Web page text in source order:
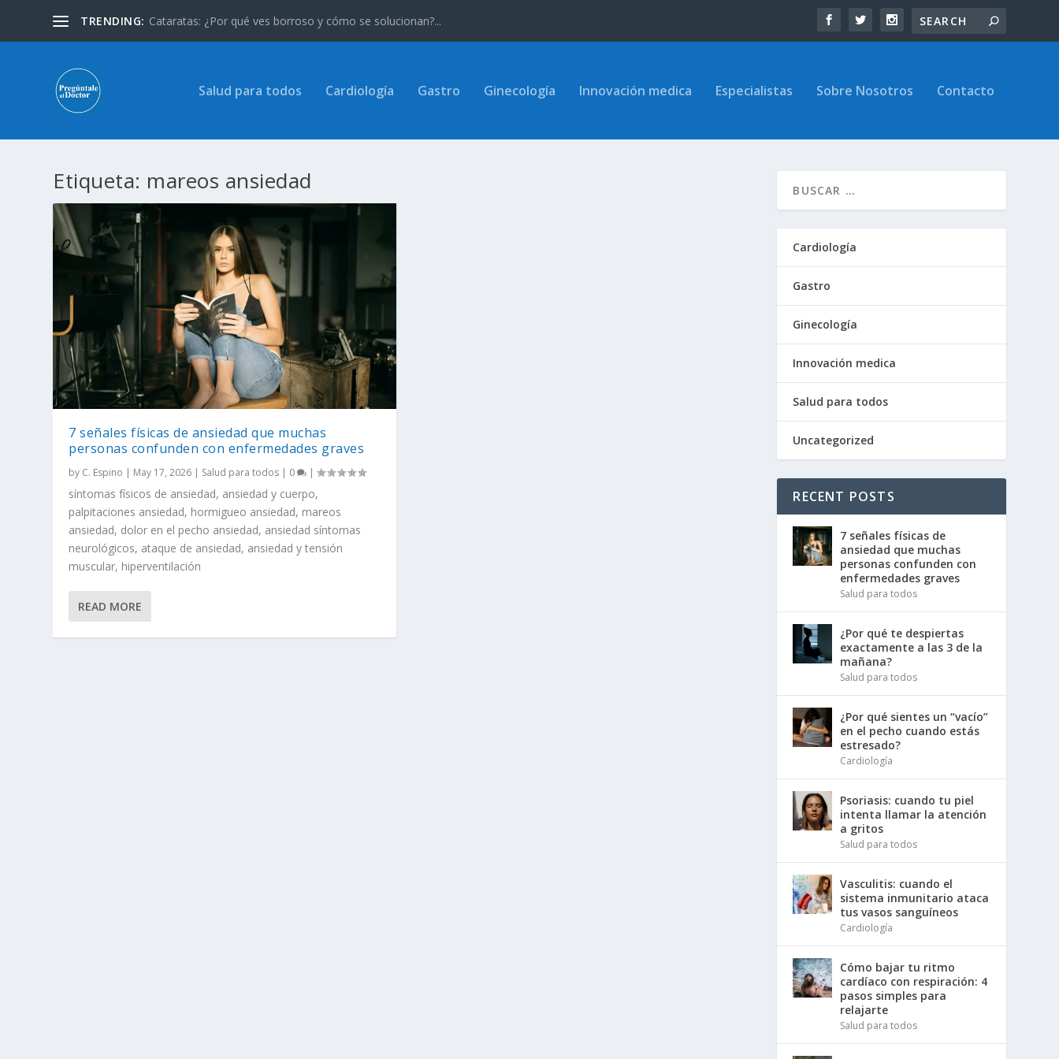
TRENDING: Cataratas: ¿Por qué ves borroso y cómo se solucionan?...
Salud para todos Cardiología Gastro Ginecología Innovación medica Especialistas Sobre Nosotros Contacto
Etiqueta: mareos ansiedad
7 señales físicas de ansiedad que muchas
personas confunden con enfermedades graves
by C. Espino May 17, 2026 Salud para todos 0 |
síntomas físicos de ansiedad, ansiedad y cuerpo,
palpitaciones ansiedad, hormigueo ansiedad, mareos
ansiedad, dolor en el pecho ansiedad, ansiedad síntomas
neurológicos, ataque de ansiedad, ansiedad y tensión
muscular, hiperventilación
READ MORE
Cardiología
Gastro
Ginecología
Innovación medica
Salud para todos
Uncategorized
RECENT POSTS
7 señales físicas de
ansiedad que muchas
personas confunden con
enfermedades graves
Salud para todos
¿Por qué te despiertas
exactamente a las 3 de la
mañana?
Salud para todos
¿Por qué sientes un “vacío”
en el pecho cuando estás
estresado?
Cardiología
Psoriasis: cuando tu piel
intenta llamar la atención
a gritos
Salud para todos
Vasculitis: cuando el
sistema inmunitario ataca
tus vasos sanguíneos
Cardiología
Cómo bajar tu ritmo
cardíaco con respiración: 4
pasos simples para
relajarte
Salud para todos